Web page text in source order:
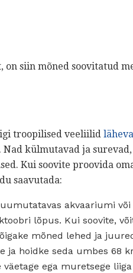
siin mõned soovitatud
troopilised veeliilid
Nad külmutavad ja
Kui soovite proovida
saavutada:
akvaariumi
lõpus. Kui soovite,
mõned lehed ja
ja hoidke seda umbes 68
ega muretsege